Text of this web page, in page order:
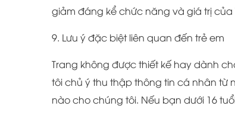
giảm đáng kể chức năng và giá trị
9. Lưu ý đặc biệt liên quan đến trẻ em
Trang không được thiết kế hay dành
tôi chủ ý thu thập thông tin cá nhân từ
nào cho chúng tôi. Nếu bạn dưới 16